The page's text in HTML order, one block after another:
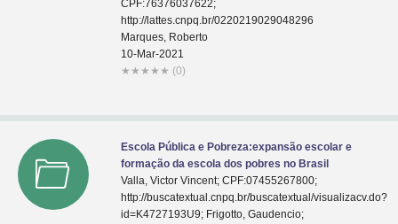
CPF:76376037622;
http://lattes.cnpq.br/0220219029048296
Marques, Roberto
10-Mar-2021
★ ★ ★ ★ ★ (0)
Escola Pública e Pobreza:expansão escolar e
formação da escola dos pobres no Brasil
Valla, Victor Vincent; CPF:07455267800;
http://buscatextual.cnpq.br/buscatextual/visualizacv.do?
id=K4727193U9; Frigotto, Gaudencio;